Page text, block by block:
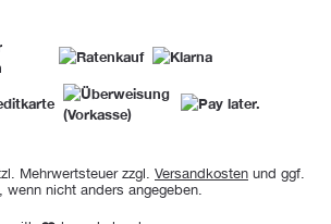
Mehrwertsteuer zzgl. Versandkosten und ggf.
wenn nicht anders angegeben.